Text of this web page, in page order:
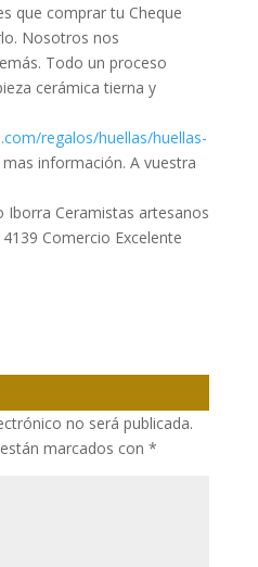
que comprar tu Cheque
Nosotros nos
Todo un proceso
cerámica tierna y
regalos/huellas/huellas-
información. A vuestra
Iborra Ceramistas artesanos
Comercio Excelente
no será publicada.
marcados con *